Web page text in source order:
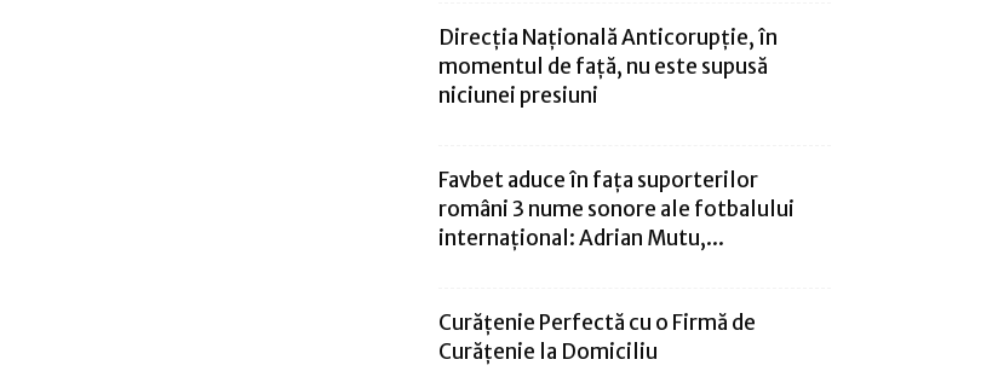
Direcţia Naţională Anticorupţie, în
momentul de faţă, nu este supusă
niciunei presiuni
Favbet aduce în fața suporterilor
români 3 nume sonore ale fotbalului
internațional: Adrian Mutu,...
Curățenie Perfectă cu o Firmă de
Curățenie la Domiciliu